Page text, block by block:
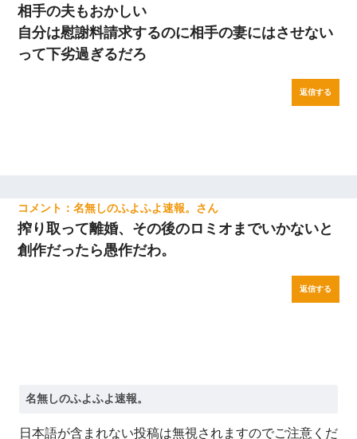
相手の夫もおかしい
自分は慰謝料請求するのに相手の妻にはさせない
って下劣過ぎるだろ
返信する
名無しのふよふよ速報。
搾り取って離婚、その後のロミオまでいかないと
創作だったら愚作だわ。
返信する
日本語が含まれない投稿は無視されますのでご注意くだ